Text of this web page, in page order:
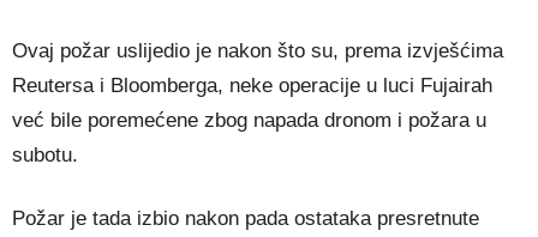
Ovaj požar uslijedio je nakon što su, prema izvješćima
Reutersa i Bloomberga, neke operacije u luci Fujairah
već bile poremećene zbog napada dronom i požara u
subotu.
Požar je tada izbio nakon pada ostataka presretnute